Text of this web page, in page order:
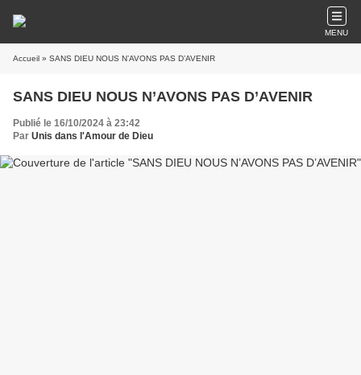
MENU
Accueil » SANS DIEU NOUS N’AVONS PAS D’AVENIR
SANS DIEU NOUS N’AVONS PAS D’AVENIR
Publié le 16/10/2024 à 23:42
Par Unis dans l'Amour de Dieu